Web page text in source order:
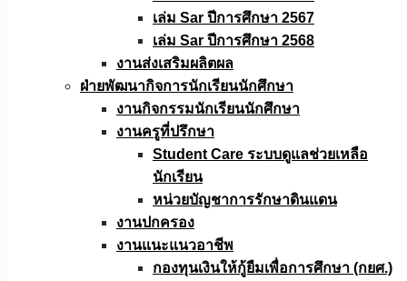
เล่ม Sar ปีการศึกษา 2567
เล่ม Sar ปีการศึกษา 2568
งานส่งเสริมผลิตผล
ฝ่ายพัฒนากิจการนักเรียนนักศึกษา
งานกิจกรรมนักเรียนนักศึกษา
งานครูที่ปรึกษา
Student Care ระบบดูแลช่วยเหลือ
นักเรียน
หน่วยบัญชาการรักษาดินแดน
งานปกครอง
งานแนะแนวอาชีพ
กองทุนเงินให้กู้ยืมเพื่อการศึกษา (กยศ.)